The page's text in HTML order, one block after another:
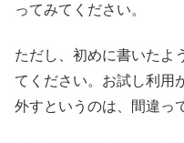
ってみてください。
ただし、初めに書いたよ
てください。お試し利用
外すというのは、間違っ